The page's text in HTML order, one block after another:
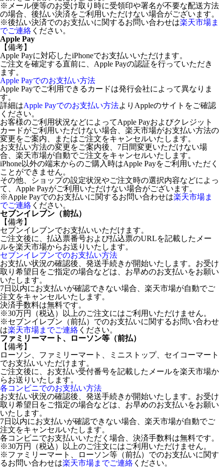
※メール便等のお受け取り時に受領印や署名が不要な配送方法
の場合、後払い決済をご利用いただけない場合がございます。
※後払い決済でのお支払いに関するお問い合わせは楽天市場ま
でご連絡 ください。
Apple Pay
【備考】
Apple Payに対応したiPhoneでお支払いいただけます。
ご注文を確定する直前に、Apple Payの認証を行っていただき
ます。
Apple Payでのお支払い方法
Apple Payでご利用できるカードは発行会社によって異なりま
す。
詳細はApple Payでのお支払い方法よりAppleのサイトをご確認
ください。
お客様のご利用状況などによってApple Payおよびクレジット
カードがご利用いただけない場合、楽天市場がお支払い方法の
変更をご案内、またはご注文をキャンセルいたします。
お支払い方法の変更をご案内後、7日間変更いただけない場
合、楽天市場が自動でご注文をキャンセルいたします。
iPhone以外の端末からのご購入時はApple Payをご利用いただく
ことができません。
その他、ショップの設定状況やご注文時の選択内容などによっ
て、Apple Payがご利用いただけない場合がございます。
※Apple Payでのお支払いに関するお問い合わせは楽天市場ま
でご連絡 ください。
セブンイレブン（前払）
【備考】
セブンイレブンでお支払いいただけます。
ご注文後に、払込票番号および払込票のURLを記載したメー
ルを楽天市場からお送りいたします。
セブンイレブンでのお支払い方法
お支払い状況の確認後、発送手続きが開始いたします。お受け
取り希望日をご指定の場合などは、お早めのお支払いをお願い
いたします。
7日以内にお支払いが確認できない場合、楽天市場が自動でご
注文をキャンセルいたします。
決済手数料は無料です。
※30万円（税込）以上のご注文にはご利用いただけません。
※セブンイレブン（前払）でのお支払いに関するお問い合わせ
は楽天市場までご連絡 ください。
ファミリーマート、ローソン等（前払）
【備考】
ローソン、ファミリーマート、ミニストップ、セイコーマート
でお支払いいただけます。
ご注文後に、お支払い受付番号を記載したメールを楽天市場か
らお送りいたします。
各コンビニでのお支払い方法
お支払い状況の確認後、発送手続きが開始いたします。お受け
取り希望日をご指定の場合などは、お早めのお支払いをお願い
いたします。
7日以内にお支払いが確認できない場合、楽天市場が自動でご
注文をキャンセルいたします。
各コンビニでお支払いいただく場合、決済手数料は無料です。
※30万円（税込）以上のご注文にはご利用いただけません。
※ファミリーマート、ローソン等（前払）でのお支払いに関す
るお問い合わせは楽天市場までご連絡 ください。